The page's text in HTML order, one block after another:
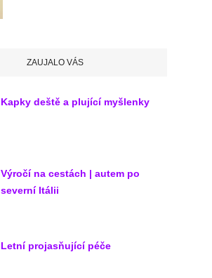
ZAUJALO VÁS
Kapky deště a plující myšlenky
Výročí na cestách | autem po
severní Itálii
Letní projasňující péče